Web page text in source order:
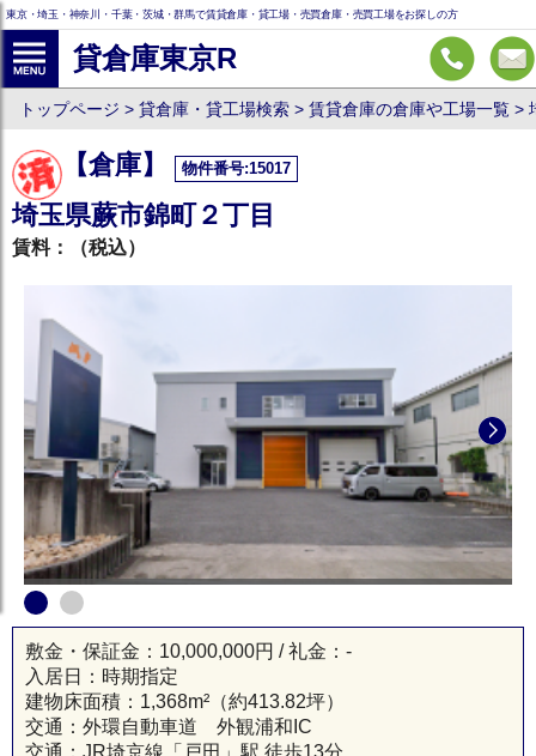
東京・埼玉・神奈川・千葉・茨城・群馬で賃貸倉庫・貸工場・売買倉庫・売買工場をお探しの方
貸倉庫東京R
トップページ 貸倉庫・貸工場検索 賃貸倉庫の倉庫や工場一覧
【倉庫】 物件番号:15017
埼玉県蕨市錦町２丁目
賃料： （税込）
戸田市 貸倉庫
敷金・保証金：10,000,000円 / 礼金：-
入居日：時期指定
建物床面積： 1,368m² （約413.82坪）
交通：外環自動車道 外観浦和IC
交通：JR埼京線「戸田」駅 徒歩13分